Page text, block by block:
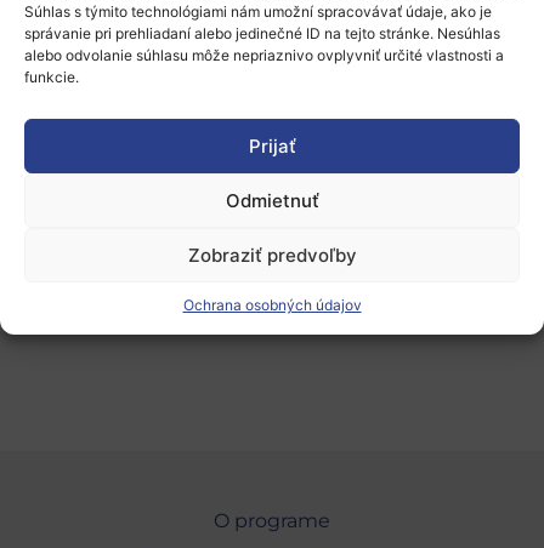
Súhlas s týmito technológiami nám umožní spracovávať údaje, ako je
správanie pri prehliadaní alebo jedinečné ID na tejto stránke. Nesúhlas
alebo odvolanie súhlasu môže nepriaznivo ovplyvniť určité vlastnosti a
funkcie.
Prijať
Odmietnuť
Zobraziť predvoľby
Ochrana osobných údajov
viac-lokalitných demonštrácií, s potenciálom
škálovania naprieč sieťou TEN-T.
formulári:
BioBright – Ports of the Future
kontakt: Vanessa Giorgia Barzasi,
O programe